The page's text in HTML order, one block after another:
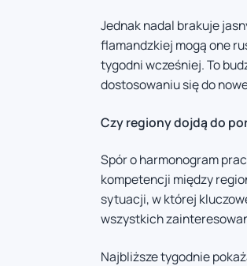
Jednak nadal brakuje
flamandzkiej mogą one
tygodni wcześniej. To
dostosowaniu się do
Czy regiony dojdą do
Spór o harmonogram
kompetencji między
sytuacji, w której
wszystkich
Najbliższe tygodnie